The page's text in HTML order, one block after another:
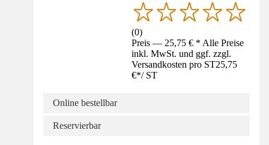
(0)
Preis — 25,75 € * Alle Preise
inkl. MwSt. und ggf. zzgl.
Versandkosten pro ST25,75
€*/ ST
Online bestellbar
Reservierbar